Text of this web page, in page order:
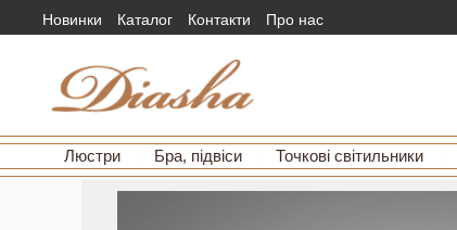
Новинки Каталог Контакти Про нас
Люстри Бра, підвіси Точкові світильники